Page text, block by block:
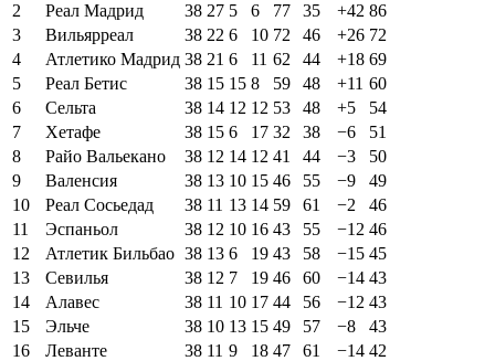
2
Реал Мадрид 38 27 5 6 77 35 +42 86
3
Вильярреал 38 22 6 10 72 46 +26 72
4
Атлетико Мадрид 38 21 6 11 62 44 +18 69
5
Реал Бетис 38 15 15 8 59 48 +11 60
6
Сельта 38 14 12 12 53 48 +5
54
7
Хетафе 38 15 6 17 32 38 −6
51
8
Райо Вальекано 38 12 14 12 41 44 −3
50
9
Валенсия 38 13 10 15 46 55 −9
49
10
Реал Сосьедад 38 11 13 14 59 61 −2
46
11
Эспаньол 38 12 10 16 43 55 −12 46
12
Атлетик Бильбао 38 13 6 19 43 58 −15 45
13
Севилья 38 12 7 19 46 60 −14 43
14
Алавес 38 11 10 17 44 56 −12 43
15
Эльче 38 10 13 15 49 57 −8
43
16
Леванте 38 11 9 18 47 61 −14 42